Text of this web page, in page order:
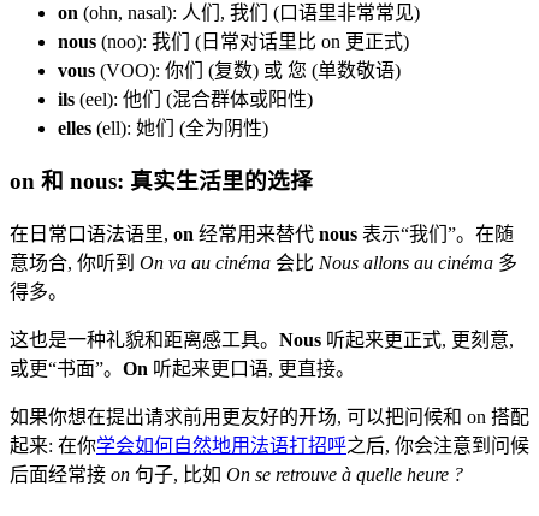
on (ohn, nasal): 人们, 我们 (口语里非常常见)
nous (noo): 我们 (日常对话里比 on 更正式)
vous (VOO): 你们 (复数) 或 您 (单数敬语)
ils (eel): 他们 (混合群体或阳性)
elles (ell): 她们 (全为阴性)
on 和 nous: 真实生活里的选择
在日常口语法语里, on 经常用来替代 nous 表示“我们”。在随
意场合, 你听到 On va au cinéma 会比 Nous allons au cinéma 多
得多。
这也是一种礼貌和距离感工具。 Nous 听起来更正式, 更刻意,
或更“书面”。 On 听起来更口语, 更直接。
如果你想在提出请求前用更友好的开场, 可以把问候和 on 搭配
起来: 在你学会如何自然地用法语打招呼之后, 你会注意到问候
后面经常接 on 句子, 比如 On se retrouve à quelle heure ?